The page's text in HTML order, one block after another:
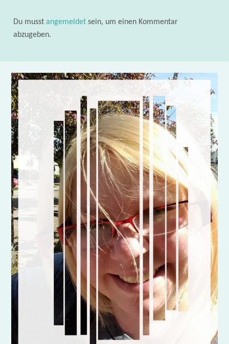
Du musst angemeldetsein, um einen Kommentar
abzugeben.